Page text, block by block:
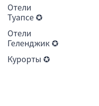
Отели
Туапсе ✪
Отели
Геленджик ✪
Курорты ✪